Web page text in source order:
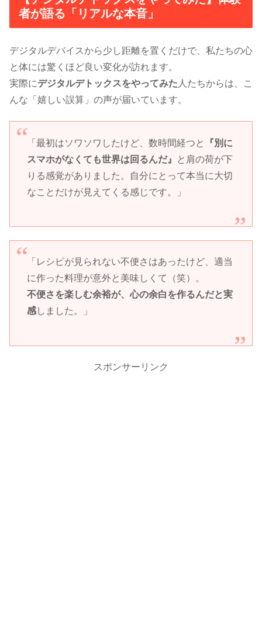
者が語る「リアルな本音」
デジタルデバイスから少し距離を置くだけで、私たちの心
と体には驚くほど良い変化が訪れます。
実際にデジタルデトックスをやってみた 人たちからは、こ
んな「嬉しい誤算」の声が届いています。
「最初はソワソワしたけど、数時間経つと
『別に
スマホがなくても世界は回るんだ』
と肩の荷が下
りる感覚がありました。自分にとって本当に大切
なことだけが見えてくる感じです。」
「レシピが見られない不便さはあったけど、適当
に作った料理が意外と美味しくて（笑）。
不便さを楽しむ余裕が、心の余白を作るんだと実
感しました。」
スポンサーリンク